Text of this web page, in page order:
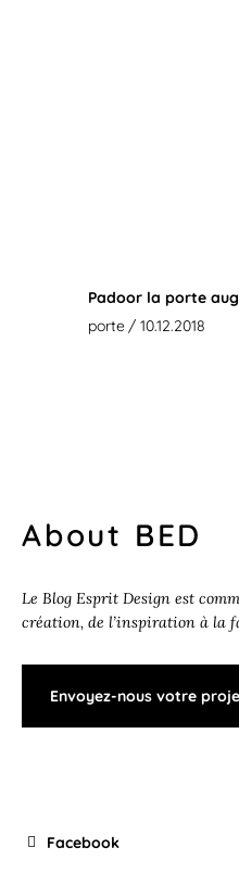
Padoor la porte
porte / 10.12.2018
About BED
Le Blog Esprit Design est
création, de l’inspiration à la
Envoyez-nous votre
Facebook